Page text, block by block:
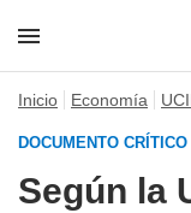
Inicio Economía
DOCUMENTO CRÍTICO
Según la